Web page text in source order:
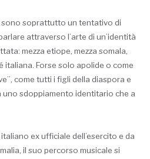
sono soprattutto un tentativo di
attraverso l’arte di un’identità
mezza etiope, mezza somala,
italiana. Forse solo apolide o come
come tutti i figli della diaspora e
uno sdoppiamento identitario che a
ex ufficiale dell’esercito e da
il suo percorso musicale si